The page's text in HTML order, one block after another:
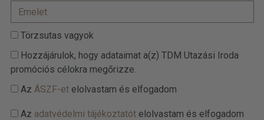
Törzsutas vagyok
Hozzájárulok, hogy adataimat a(z) TDM Utazási Iroda
promóciós célokra megőrizze.
Az ÁSZF-etelolvastam és elfogadom
Az adatvédelmi tájékoztatótelolvastam és elfogadom